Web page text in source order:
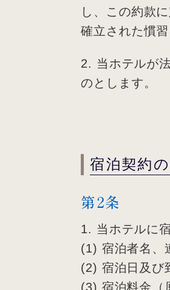
し、この約款
確立された慣
2. 当ホテルが
のとします。
宿泊契約
第2条
1. 当ホテルに
(1) 宿泊者名、
(2) 宿泊日及び
(3) 宿泊料金（